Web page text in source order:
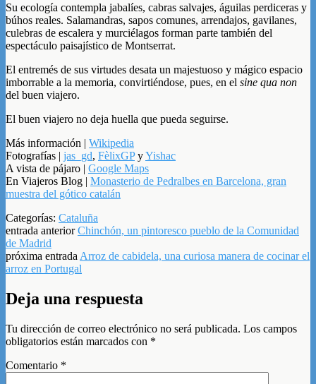
Su ecología contempla jabalíes, cabras salvajes, águilas perdiceras y
búhos reales. Salamandras, sapos comunes, arrendajos, gavilanes,
culebras de escalera y murciélagos forman parte también del
espectáculo paisajístico de Montserrat.
El entremés de sus virtudes desata un majestuoso y mágico espacio
imborrable a la memoria, convirtiéndose, pues, en el sine qua non
del buen viajero.
El buen viajero no deja huella que pueda seguirse.
Más información | Wikipedia
Fotografías | jas_gd, FèlixGPyYishac
A vista de pájaro | Google Maps
En Viajeros Blog | Monasterio de Pedralbes en Barcelona, gran
muestra del gótico catalán
Categorías: Cataluña
entrada anteriorChinchón, un pintoresco pueblo de la Comunidad
de Madrid
próxima entrada Arroz de cabidela, una curiosa manera de cocinar el
arroz en Portugal
Deja una respuesta
Tu dirección de correo electrónico no será publicada. Los campos
obligatorios están marcados con *
Comentario *